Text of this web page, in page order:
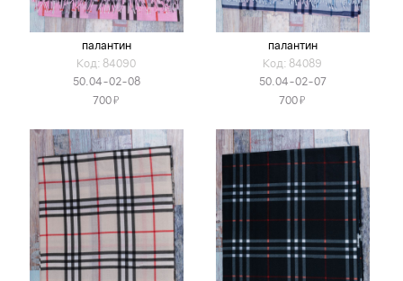
палантин
Код: 84090
50.04-02-08
700Я
палантин
Код: 84089
50.04-02-07
700Я